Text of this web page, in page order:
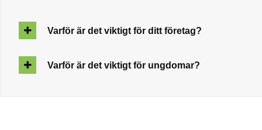
Varför är det viktigt för ditt företag?
Varför är det viktigt för ungdomar?